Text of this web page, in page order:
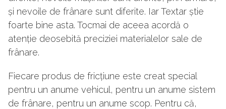
și nevoile de frânare sunt diferite. Iar Textar știe
foarte bine asta. Tocmai de aceea acordă o
atenție deosebită preciziei materialelor sale de
frânare.
Fiecare produs de fricțiune este creat special
pentru un anume vehicul, pentru un anume sistem
de frânare, pentru un anume scop. Pentru că,